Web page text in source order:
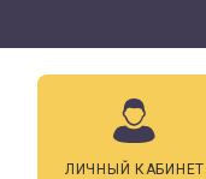
ЛИЧНЫЙ КАБИНЕТ